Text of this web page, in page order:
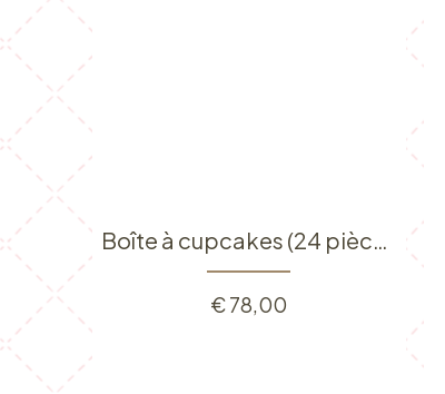
Boîte à cupcakes (24 pièces)
€78,00